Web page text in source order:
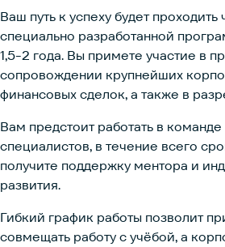
Ваш путь к успеху будет
специально разработанной
1,5-2 года. Вы примете участие в
сопровождении крупнейших
финансовых сделок, а также в
Вам предстоит работать в
специалистов, в течение всего
получите поддержку ментора и
развития.
Гибкий график работы позволит
совмещать работу с учёбой, а